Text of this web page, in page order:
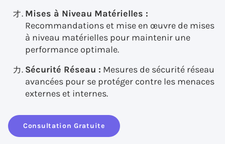
Mises à Niveau Matérielles :
Recommandations et mise en œuvre de mises
à niveau matérielles pour maintenir une
performance optimale.
Sécurité Réseau : Mesures de sécurité réseau
avancées pour se protéger contre les menaces
externes et internes.
Consultation Gratuite